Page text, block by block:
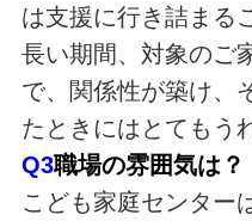
は支援に行き詰まる
長い期間、対象のご
で、関係性が築け、
たときにはとてもう
Q3職場の雰囲気は？
こども家庭センター